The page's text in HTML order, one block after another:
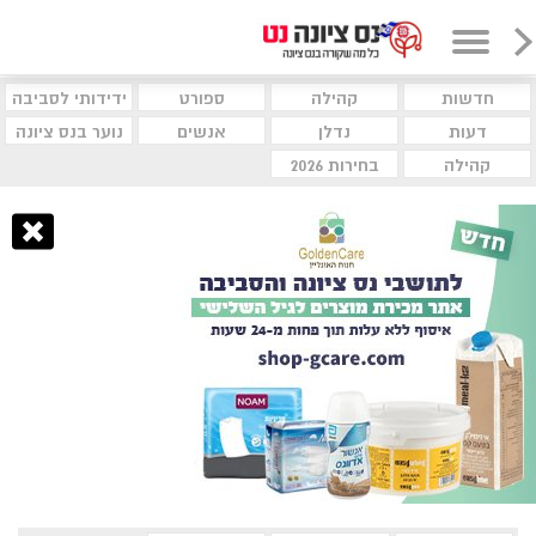
חדשות קהילה ספורט
ידידותי לסביבה
דעות
נדלן אנשים
נוער בנס ציונה
קהילה
בחירות 2026